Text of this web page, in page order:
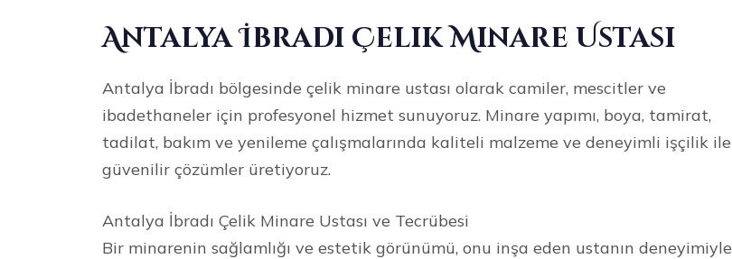
Antalya İbradı Çelik Minare Ustası
Antalya İbradı bölgesinde çelik minare ustası olarak camiler, mescitler ve
ibadethaneler için profesyonel hizmet sunuyoruz. Minare yapımı, boya, tamirat,
tadilat, bakım ve yenileme çalışmalarında kaliteli malzeme ve deneyimli işçilik ile
güvenilir çözümler üretiyoruz.
Antalya İbradı Çelik Minare Ustası ve Tecrübesi
Bir minarenin sağlamlığı ve estetik görünümü, onu inşa eden ustanın deneyimiyle